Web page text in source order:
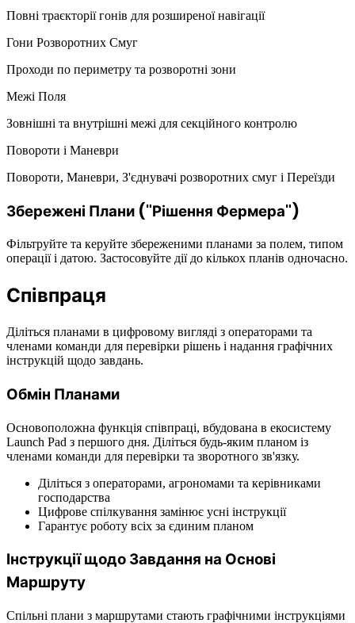
Повні траєкторії гонів для розширеної навігації
Гони Розворотних Смуг
Проходи по периметру та розворотні зони
Межі Поля
Зовнішні та внутрішні межі для секційного контролю
Повороти і Маневри
Повороти, Маневри, З'єднувачі розворотних смуг і Переїзди
Збережені Плани ("Рішення Фермера")
Фільтруйте та керуйте збереженими планами за полем, типом
операції і датою. Застосовуйте дії до кількох планів одночасно.
Співпраця
Діліться планами в цифровому вигляді з операторами та
членами команди для перевірки рішень і надання графічних
інструкцій щодо завдань.
Обмін Планами
Основоположна функція співпраці, вбудована в екосистему
Launch Pad з першого дня. Діліться будь-яким планом із
членами команди для перевірки та зворотного зв'язку.
Діліться з операторами, агрономами та керівниками
господарства
Цифрове спілкування замінює усні інструкції
Гарантує роботу всіх за єдиним планом
Інструкції щодо Завдання на Основі
Маршруту
Спільні плани з маршрутами стають графічними інструкціями